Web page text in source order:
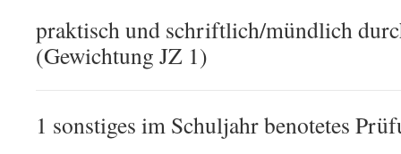
praktisch und schriftlich/mündlich
(Gewichtung JZ 1)
1 sonstiges im Schuljahr benotetes